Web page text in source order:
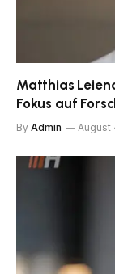
Matthias
Fokus auf
By Admin August